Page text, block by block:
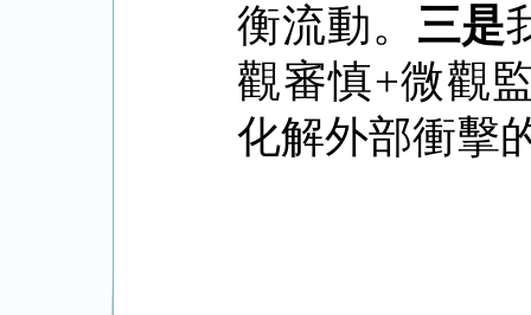
衡流動。 三是
觀審慎+微觀
化解外部衝擊